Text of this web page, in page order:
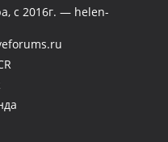
с 2016г. — helen-